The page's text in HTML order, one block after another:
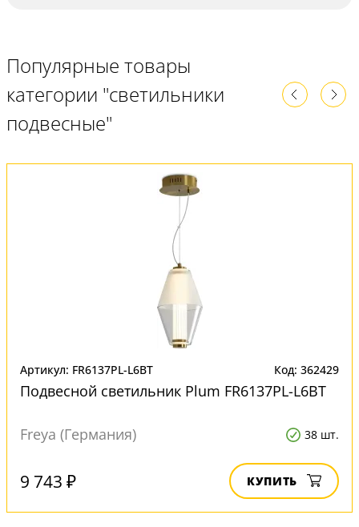
Популярные товары
категории "светильники
подвесные"
Артикул: FR6137PL-L6BT Код: 362429
Подвесной светильник Plum FR6137PL-L6BT
Freya (Германия) 38 шт.
9 743 ₽ КУПИТЬ